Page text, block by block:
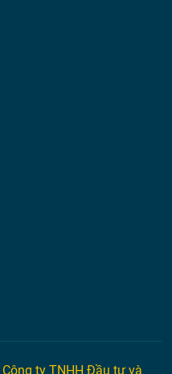
Công ty TNHH Đầu tư và